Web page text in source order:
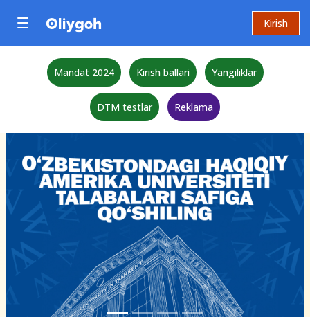
Kirish
Mandat 2024 Kirish ballari Yangiliklar
DTM testlar Reklama